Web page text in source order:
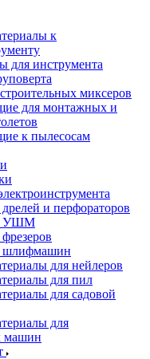
к
для инструмента
миксеров
для монтажных и
к пылесосам
и перфораторов
УШМ
шлифмашин
для нейлеров
для пил
для садовой
для
машин